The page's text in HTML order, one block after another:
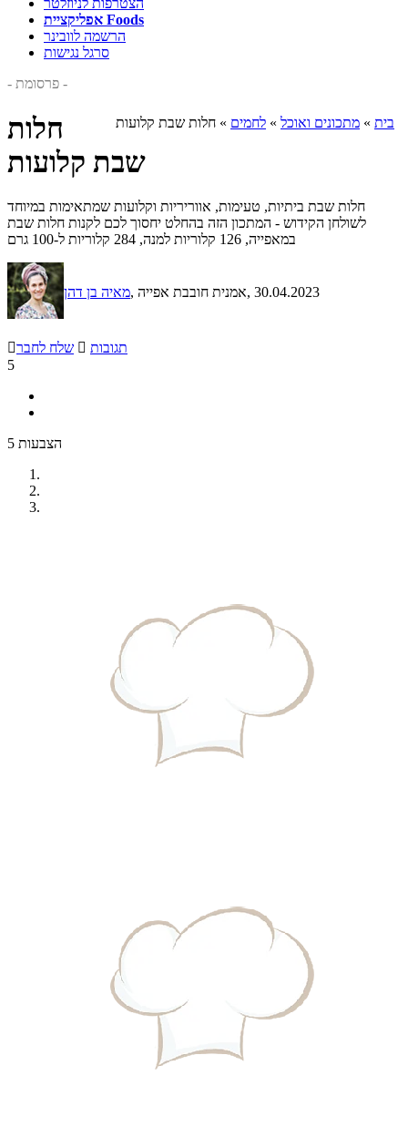
הצטרפות לניוזלטר
אפליקציית Foods
הרשמה לוובינר
סרגל נגישות
- פרסומת -
בית » מתכונים ואוכל » לחמים » חלות שבת קלועות
חלות
שבת קלועות
חלות שבת ביתיות, טעימות, אווריריות וקלועות שמתאימות במיוחד
לשולחן הקידוש - המתכון הזה בהחלט יחסוך לכם לקנות חלות שבת
במאפייה, 126 קלוריות למנה, 284 קלוריות ל-100 גרם
מאיה בן דהן , אמנית חובבת אפייה, 30.04.2023
שלח לחבר  תגובות
5
5 הצבעות